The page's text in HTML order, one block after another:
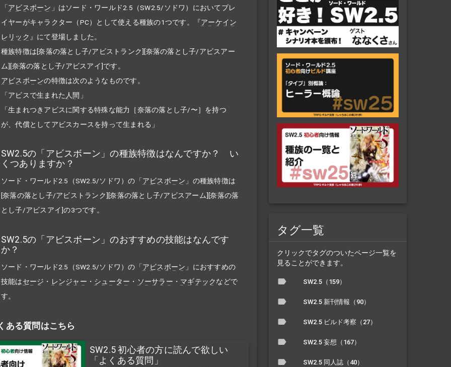
「 アビスボーン 」はソード・ワールド2.5（SW2.5/ソドワ）においてプレ
イヤーがキャラクター（PC）として使える種族の1つです。『アーケイン
レリック 』にて登場しました。
種族特徴は[奈落の落とし子/アビストランク][奈落の落とし子/アビスアー
ム][奈落の落とし子/アビスアイ]です。
アビスボーンの特徴は次のようなものです。
「アビスで生まれた 人間 」
「生まれつきアビスに関する特殊な能力［奈落の落とし子/〜］を持つ
が、代償としてアビスカースを持って生まれる」
SW2.5の「アビスボーン」の種族特徴はなんですか？ い
くつありますか？
ソード・ワールド2.5（SW2.5/ソドワ）の「 アビスボーン 」の種族特徴は
[奈落の落とし子/アビストランク][奈落の落とし子/アビスアーム][奈落の落
とし子/アビスアイ]の3つです。
SW2.5の「アビスボーン」のおすすめの技能はなんです
か？
ソード・ワールド2.5（SW2.5/ソドワ）の「 アビスボーン 」におすすめの
技能はセージ ・ レンジャー ・ シューター ・ ソーサラー ・ マギテックなどで
す。
ある質問はこちら
SW2.5 初心者の方に読んで欲しい
「よくある質問」
タグ一覧
クリックでタグのついたページ一覧を
見ることができます。
SW2.5（159）
SW2.5 新刊情報（90）
SW2.5 ビルド考察（27）
SW2.5 妄想（167）
SW2.5 同人誌（40）